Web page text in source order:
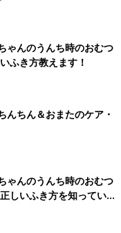
ゃんのうんち時のおむつ
ふき方教えます！
んちん＆おまたのケア・
ゃんのうんち時のおむつ
しいふき方を知ってい